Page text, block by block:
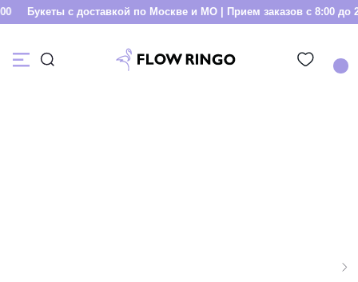
Букеты с доставкой по Москве и МО | Прием заказов с 8:00 до